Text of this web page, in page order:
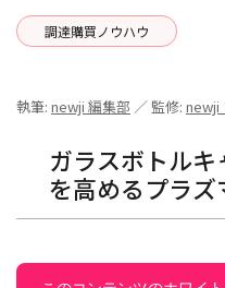
調達購買ノウハウ
執筆: newji 編集部 ／ 監修: newji
ガラスボトル
を高めるプラズ